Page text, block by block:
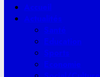
Menu
principal
Accueil
Actualités
Santé
Education
Sports
Economie